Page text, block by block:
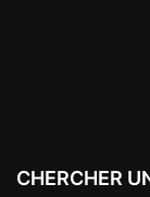
CHERCHER